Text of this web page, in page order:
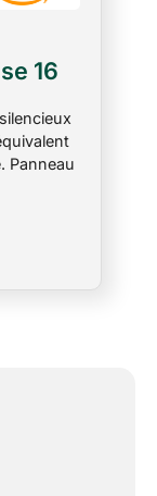
16
18 kg
Panneau
mode
tablette
de
du
de